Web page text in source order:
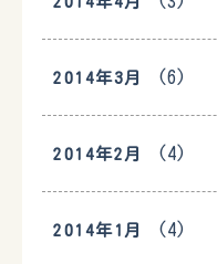
2014年3月 (6)
2014年2月 (4)
2014年1月 (4)